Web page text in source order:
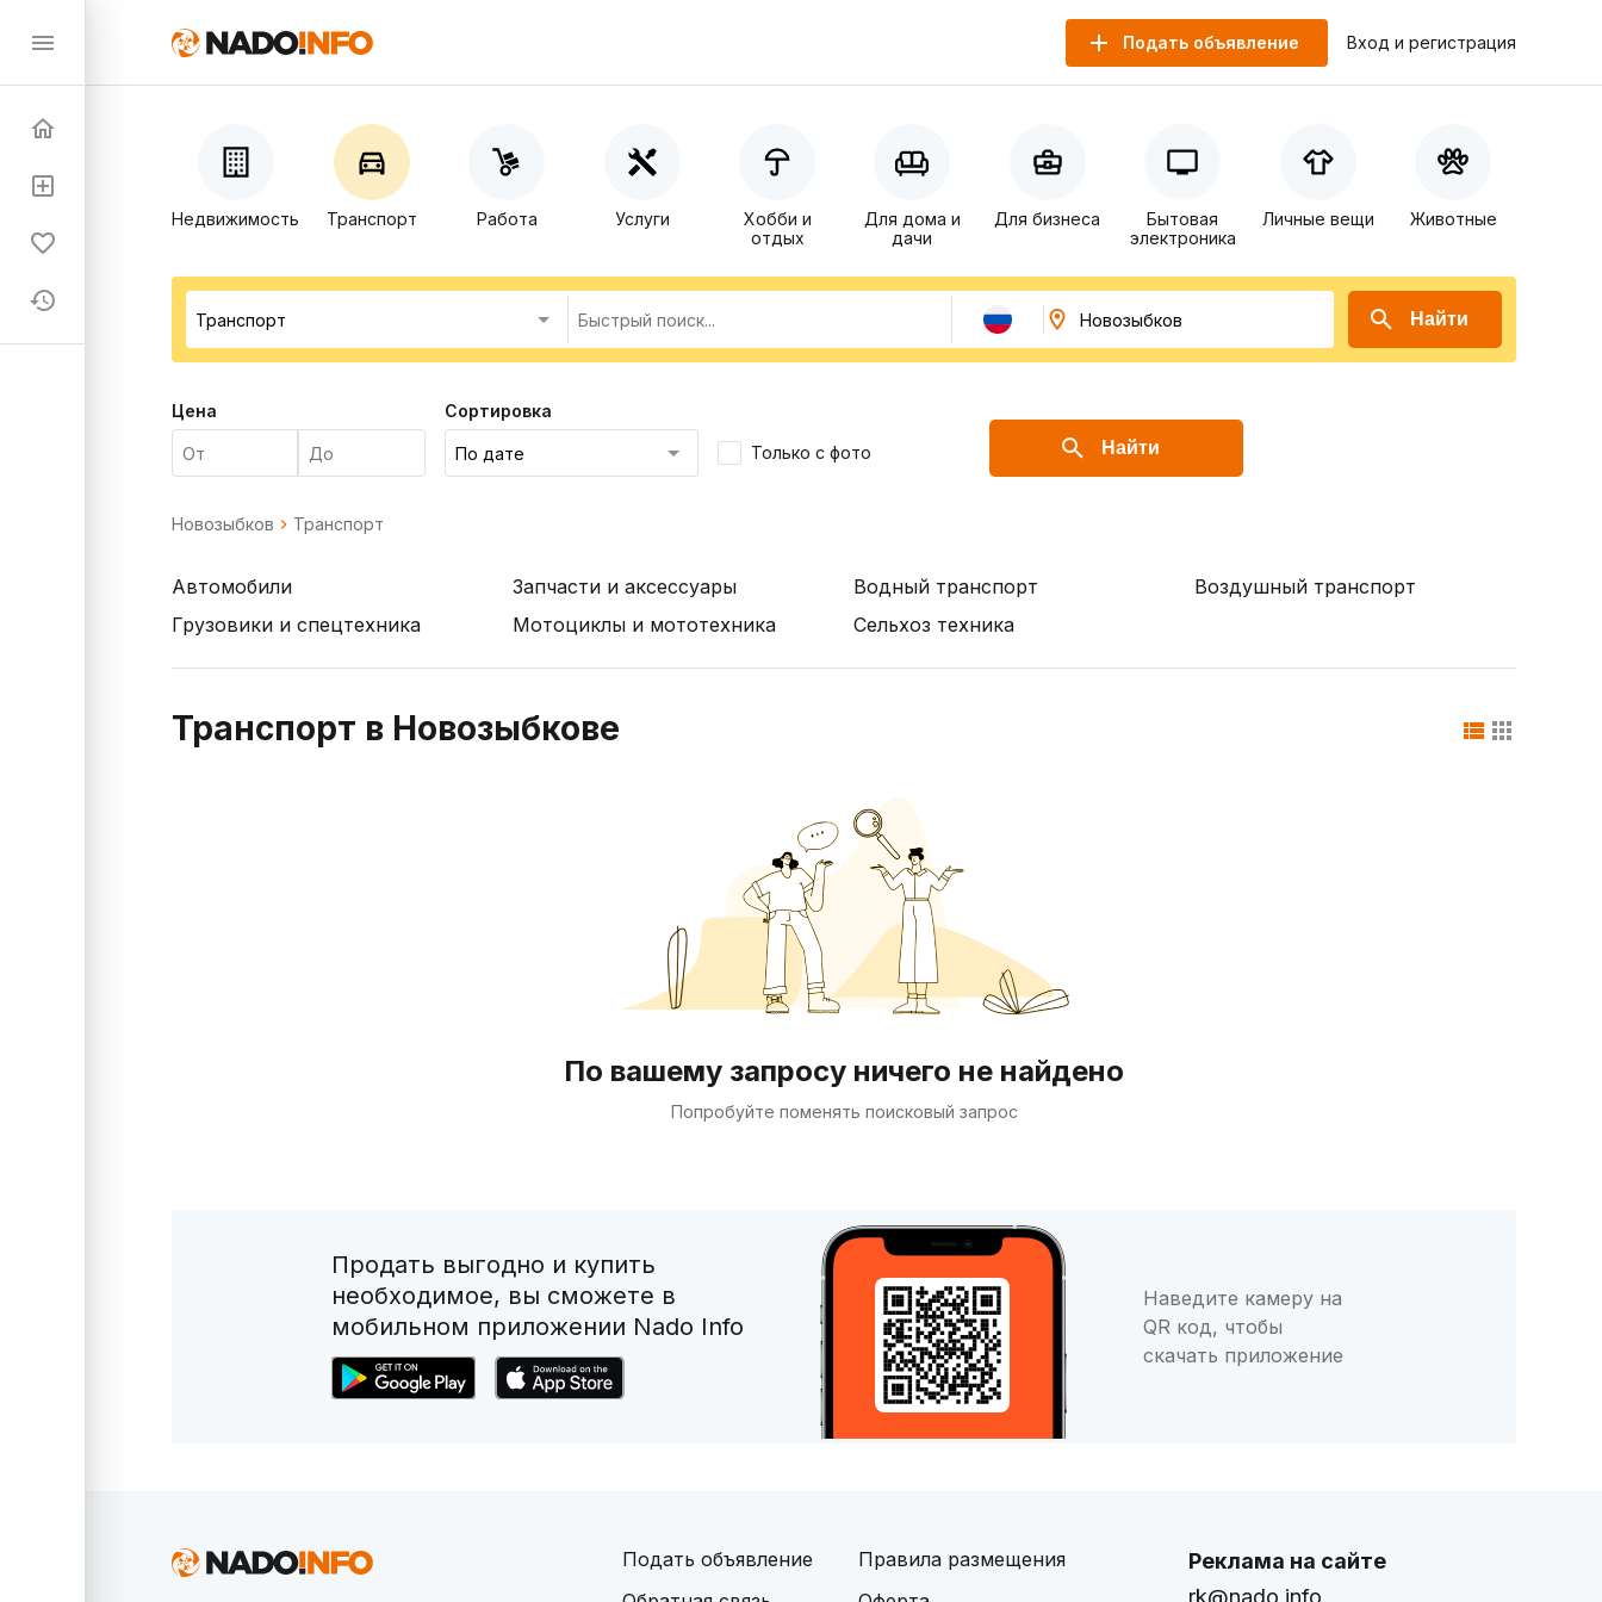
Подать объявление Вход и регистрация
Недвижимость Транспорт Работа Услуги
Хобби и
отдых
Для дома и
дачи
Для бизнеса
Бытовая
электроника
Личные вещи Животные
Найти
Цена Сортировка
Только с фото Найти
Новозыбков Транспорт
Автомобили
Грузовики и спецтехника
Запчасти и аксессуары
Мотоциклы и мототехника
Водный транспорт
Сельхоз техника
Воздушный транспорт
Транспорт в Новозыбкове
По вашему запросу ничего не найдено
Попробуйте поменять поисковый запрос
Продать выгодно и купить
необходимое, вы сможете в
мобильном приложении Nado Info
Наведите камеру на
QR код, чтобы
скачать приложение
Подать объявление
Правила размещения
Реклама на сайте
rk@nado.info